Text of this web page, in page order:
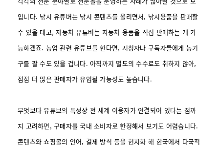
입니다. 낚시 유튜버는 낚시 콘텐츠를 올리면서, 낚시용품을 판매할
수 있을 테고, 자동차 유튜버는 자동차 용품을 직접 판매하는 게 가
능하겠죠. 농업 관련 유튜브를 한다면, 시청자나 구독자들에게 농기
구를 팔 수도 있을 겁니다. 아직까지 별도의 수수료도 취하지 않아,
점점 더 많은 판매자가 유입될 가능성도 높습니다.
무엇보다 유튜브의 특성상 전 세계 이용자가 연결되어 있다는 점까
지 고려하면, 구매자를 국내 소비자로 한정해서 보기도 어렵습니다.
콘텐츠와 쇼핑몰의 언어, 결제 방식 등을 현지화 해 한국에서 다국적